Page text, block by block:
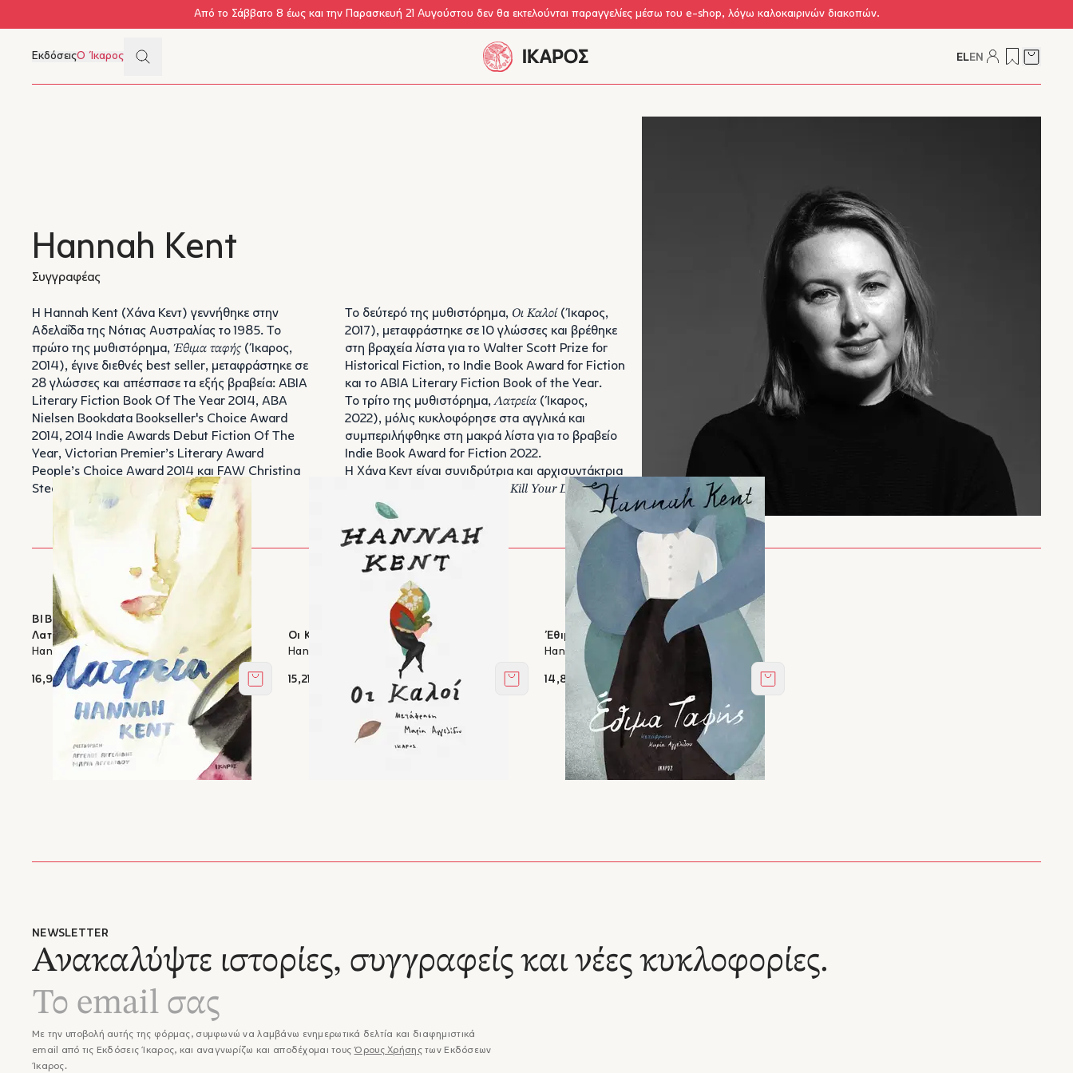
Από το Σάββατο 8 έως και την Παρασκευή 21 Αυγούστου δεν θα εκτελούνται παραγγελίες μέσω του e-shop, λόγω καλοκαιρινών διακοπών.
Μενού
ΕκδόσειςΟ Ίκαρος Search ELEN Δείτε
Hannah Kent
Συγγραφέας
Η Hannah Kent (Χάνα Κεντ) γεννήθηκε στην
Αδελαΐδα της Νότιας Αυστραλίας το 1985. Το
πρώτο της μυθιστόρημα, Έθιμα ταφής(Ίκαρος,
2014), έγινε διεθνές best seller, μεταφράστηκε σε
28 γλώσσες και απέσπασε τα εξής βραβεία: ABIA
Literary Fiction Book Of The Year 2014, ABA
Nielsen Bookdata Bookseller's Choice Award
2014, 2014 Indie Awards Debut Fiction Of The
Year, Victorian Premier’s Literary Award
People’s Choice Award 2014 και FAW Christina
Stead Award 2013.
Το δεύτερό της μυθιστόρημα, Οι Καλοί (Ίκαρος,
2017), μεταφράστηκε σε 10 γλώσσες και βρέθηκε
στη βραχεία λίστα για το Walter Scott Prize for
Historical Fiction, το Indie Book Award for Fiction
και το ABIA Literary Fiction Book of the Year.
Το τρίτο της μυθιστόρημα,Λατρεία (Ίκαρος,
2022), μόλις κυκλοφόρησε στα αγγλικά και
συμπεριλήφθηκε στη μακρά λίστα για το βραβείο
Indie Book Award for Fiction 2022.
Η Χάνα Κεντ είναι συνιδρύτρια και αρχισυντάκτρια
Kill Your Darlingsτης
Αυστραλίας.
ΒΙΒΛΙΑ ΣΤΟΝ ΙΚΑΡΟ
Λατρεία
Hannah Kent
16,92 € Στο καλάθι
Οι Καλοί
Hannah Kent
15,21 € Στο καλάθι
Έθιμα ταφής
Hannah Kent
14,85 € Στο καλάθι
NEWSLETTER
Ανακαλύψτε ιστορίες, συγγραφείς και νέες κυκλοφορίες.
Με την υποβολή αυτής της φόρμας, συμφωνώ να λαμβάνω ενημερωτικά δελτία και διαφημιστικά
email από τις Εκδόσεις Ίκαρος, και αναγνωρίζω και αποδέχομαι τουςΌρους Χρήσηςτων Εκδόσεων
Ίκαρος.